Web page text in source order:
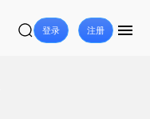
登录 注册